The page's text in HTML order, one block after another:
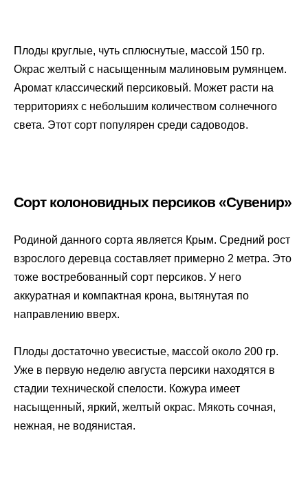
Плоды круглые, чуть сплюснутые, массой 150 гр.
Окрас желтый с насыщенным малиновым румянцем.
Аромат классический персиковый. Может расти на
территориях с небольшим количеством солнечного
света. Этот сорт популярен среди садоводов.
Сорт колоновидных персиков «Сувенир»
Родиной данного сорта является Крым. Средний рост
взрослого деревца составляет примерно 2 метра. Это
тоже востребованный сорт персиков. У него
аккуратная и компактная крона, вытянутая по
направлению вверх.
Плоды достаточно увесистые, массой около 200 гр.
Уже в первую неделю августа персики находятся в
стадии технической спелости. Кожура имеет
насыщенный, яркий, желтый окрас. Мякоть сочная,
нежная, не водянистая.